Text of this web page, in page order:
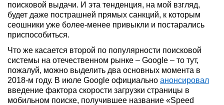
поисковой выдачи. И эта тенденция, на мой взгляд,
будет даже пострашней прямых санкций, к которым
сеошники уже более-менее привыкли и постарались
приспособиться.
Что же касается второй по популярности поисковой
системы на отечественном рынке – Google – то тут,
пожалуй, можно выделить два основных момента в
2018-м году. В июле Google официально анонсировал
введение фактора скорости загрузки страницы в
мобильном поиске, получившее название «Speed